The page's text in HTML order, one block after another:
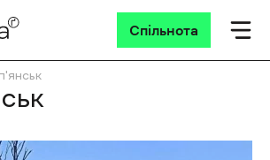
Спільнота